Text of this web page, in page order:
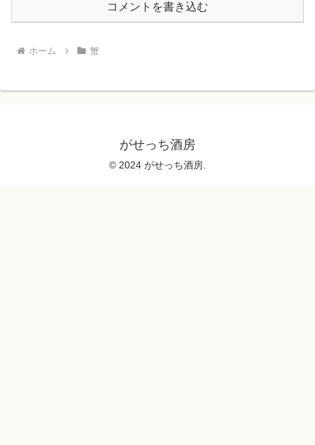
コメントを書き込む
ホーム 蟹
がせっち酒房
© 2024 がせっち酒房.